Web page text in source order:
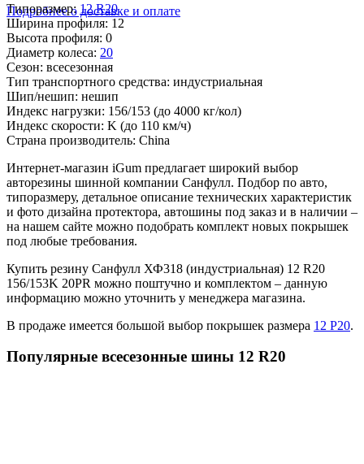
Подробнее о доставке и оплате
Типоразмер: 12 R20
Ширина профиля: 12
Высота профиля: 0
Диаметр колеса: 20
Сезон: всесезонная
Тип транспортного средства: индустриальная
Шип/нешип: нешип
Индекс нагрузки: 156/153 (до 4000 кг/кол)
Индекс скорости: K (до 110 км/ч)
Страна производитель: China
Интернет-магазин iGum предлагает широкий выбор
авторезины шинной компании Санфулл. Подбор по авто,
типоразмеру, детальное описание технических характеристик
и фото дизайна протектора, автошины под заказ и в наличии –
на нашем сайте можно подобрать комплект новых покрышек
под любые требования.
Купить резину Санфулл ХФ318 (индустриальная) 12 R20
156/153K 20PR можно поштучно и комплектом – данную
информацию можно уточнить у менеджера магазина.
В продаже имеется большой выбор покрышек размера 12 Р20.
Популярные всесезонные шины 12 R20